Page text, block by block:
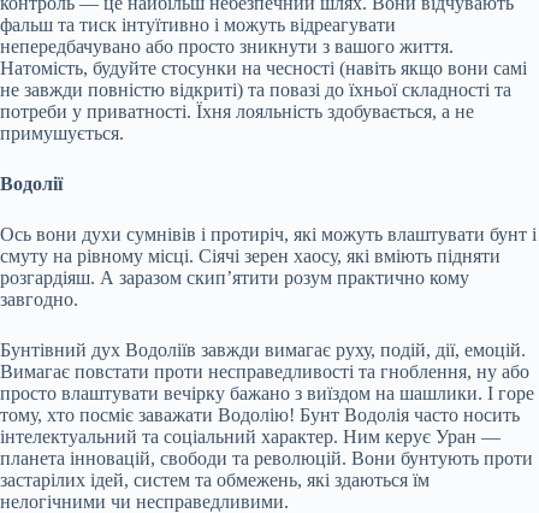
фальш та тиск інтуїтивно і можуть відреагувати
непередбачувано або просто зникнути з вашого життя.
Натомість, будуйте стосунки на чесності (навіть якщо вони самі
не завжди повністю відкриті) та повазі до їхньої складності та
потреби у приватності. Їхня лояльність здобувається, а не
примушується.
Водолії
Ось вони духи сумнівів і протиріч, які можуть влаштувати бунт і
смуту на рівному місці. Сіячі зерен хаосу, які вміють підняти
розгардіяш. А заразом скип’ятити розум практично кому
завгодно.
Бунтівний дух Водоліїв завжди вимагає руху, подій, дії, емоцій.
Вимагає повстати проти несправедливості та гноблення, ну або
просто влаштувати вечірку бажано з виїздом на шашлики. І горе
тому, хто посміє заважати Водолію! Бунт Водолія часто носить
інтелектуальний та соціальний характер. Ним керує Уран —
планета інновацій, свободи та революцій. Вони бунтують проти
застарілих ідей, систем та обмежень, які здаються їм
нелогічними чи несправедливими.